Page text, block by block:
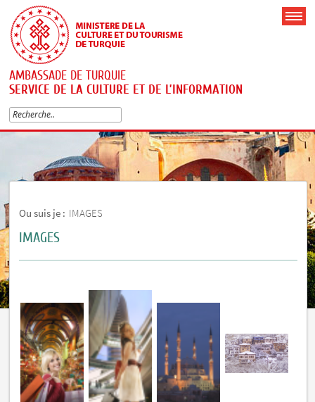
AMBASSADE DE TURQUIE
SERVICE DE LA CULTURE ET DE L’INFORMATION
Ou suis je : IMAGES
IMAGES